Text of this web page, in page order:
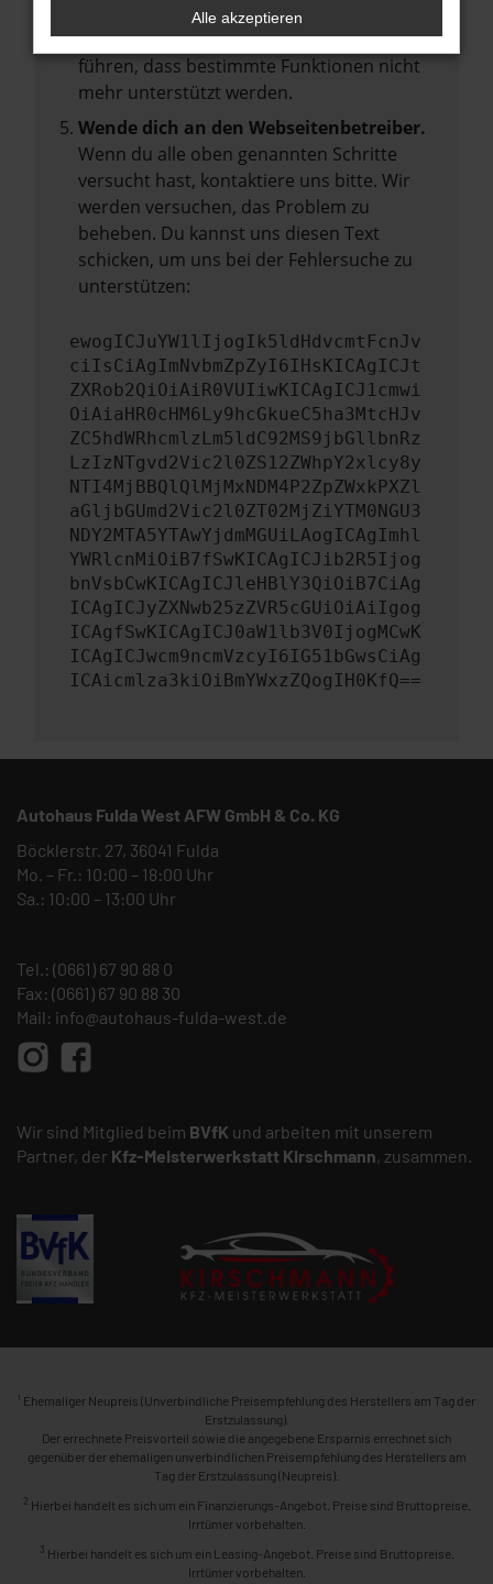
Veraltete Software birgt nicht nur ein
Sicherheitsrisiko, sondern kann auch dazu
führen, dass bestimmte Funktionen nicht
mehr unterstützt werden.
Wende dich an den Webseitenbetreiber.
Wenn du alle oben genannten Schritte
versucht hast, kontaktiere uns bitte. Wir
werden versuchen, das Problem zu
beheben. Du kannst uns diesen Text
schicken, um uns bei der Fehlersuche zu
unterstützen:
ewogICJuYW1lIjogIk5ldHdvcmtFcnJv
ciIsCiAgImNvbmZpZyI6IHsKICAgICJt
ZXRob2QiOiAiR0VUIiwKICAgICJ1cmwi
OiAiaHR0cHM6Ly9hcGkueC5ha3MtcHJv
ZC5hdWRhcmlzLm5ldC92MS9jbGllbnRz
LzIzNTgvd2Vic2l0ZS12ZWhpY2xlcy8y
NTI4MjBBQlQlMjMxNDM4P2ZpZWxkPXZl
aGljbGUmd2Vic2l0ZT02MjZiYTM0NGU3
NDY2MTA5YTAwYjdmMGUiLAogICAgImhl
YWRlcnMiOiB7fSwKICAgICJib2R5Ijog
bnVsbCwKICAgICJleHBlY3QiOiB7CiAg
ICAgICJyZXNwb25zZVR5cGUiOiAiIgog
ICAgfSwKICAgICJ0aW1lb3V0IjogMCwK
ICAgICJwcm9ncmVzcyI6IG51bGwsCiAg
ICAicmlza3kiOiBmYWxzZQogIH0KfQ==
Autohaus Fulda West AFW GmbH & Co. KG
Böcklerstr. 27, 36041 Fulda
Mo. – Fr.: 10:00 – 18:00 Uhr
Sa.: 10:00 – 13:00 Uhr
Tel.: (0661) 67 90 88 0
Fax: (0661) 67 90 88 30
Mail: info@autohaus-fulda-west.de
Wir sind Mitglied beim BVfK und arbeiten mit unserem
Partner, der Kfz-Meisterwerkstatt Kirschmann, zusammen.
1 Ehemaliger Neupreis (Unverbindliche Preisempfehlung des Herstellers am Tag der
Erstzulassung).
Der errechnete Preisvorteil sowie die angegebene Ersparnis errechnet sich
gegenüber der ehemaligen unverbindlichen Preisempfehlung des Herstellers am
Tag der Erstzulassung (Neupreis).
2 Hierbei handelt es sich um ein Finanzierungs-Angebot. Preise sind Bruttopreise.
Irrtümer vorbehalten.
3 Hierbei handelt es sich um ein Leasing-Angebot. Preise sind Bruttopreise.
Irrtümer vorbehalten.
Alle akzeptieren